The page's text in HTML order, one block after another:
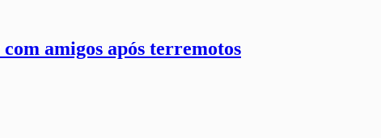
amigos após terremotos